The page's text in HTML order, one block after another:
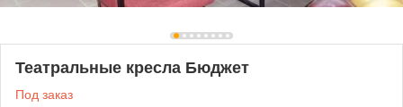
Театральные кресла Бюджет
Под заказ